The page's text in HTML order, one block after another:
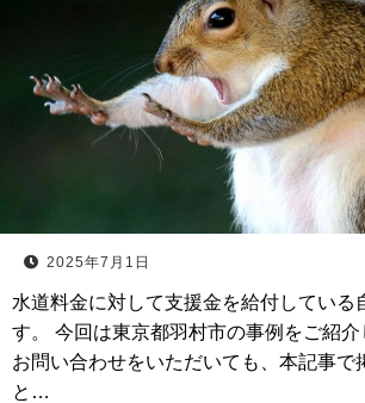
2025年7月1日
水道料金に対して支援金を給付している
す。 今回は東京都羽村市の事例をご紹
お問い合わせをいただいても、本記事で
と…